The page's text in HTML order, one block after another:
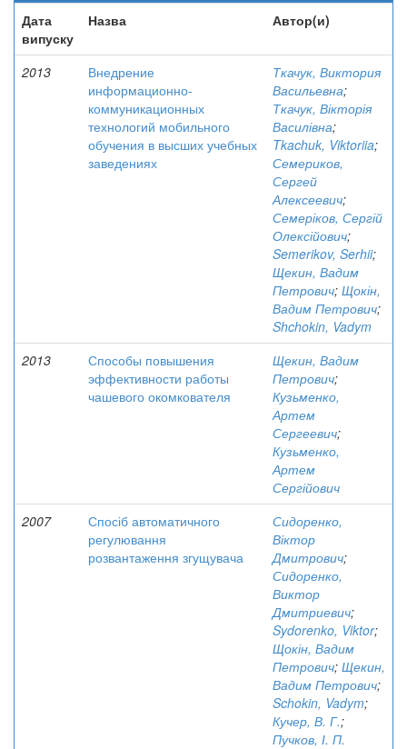
Дата
випуску
Назва Автор(и)
2013
Внедрение
информационно-
коммуникационных
технологий мобильного
обучения в высших учебных
заведениях
Ткачук, Виктория
Васильевна;
Ткачук, Вікторія
Василівна;
Tkachuk, Viktoriia;
Семериков,
Сергей
Алексеевич;
Семеріков, Сергій
Олексійович;
Semerikov, Serhii;
Щекин, Вадим
Петрович; Щокін,
Вадим Петрович;
Shchokin, Vadym
2013
Способы повышения
эффективности работы
чашевого окомкователя
Щекин, Вадим
Петрович;
Кузьменко,
Артем
Сергеевич;
Кузьменко,
Артем
Сергійович
2007
Спосіб автоматичного
регулювання
розвантаження згущувача
Сидоренко,
Віктор
Дмитрович;
Сидоренко,
Виктор
Дмитриевич;
Sydorenko, Viktor;
Щокін, Вадим
Петрович; Щекин,
Вадим Петрович;
Schokin, Vadym;
Кучер, В. Г.;
Пучков, І. П.